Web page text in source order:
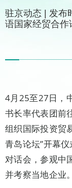
驻京动态 | 发布
语国家经贸合作
4月25至27日，
书长率代表团前
组织国际投资贸
青岛论坛”开幕
对话会，参观中
并考察当地企业。